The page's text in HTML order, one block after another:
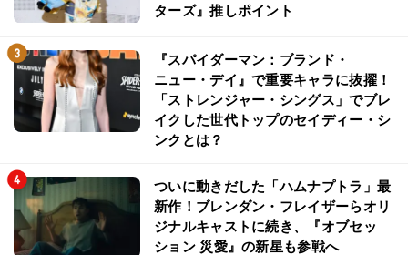
ターズ』推しポイント
『スパイダーマン：ブランド・
ニュー・デイ』で重要キャラに抜擢！
「ストレンジャー・シングス」でブレ
イクした世代トップのセイディー・シ
ンクとは？
ついに動きだした「ハムナプトラ」最
新作！ブレンダン・フレイザーらオリ
ジナルキャストに続き、『オブセッ
ション 災愛』の新星も参戦へ